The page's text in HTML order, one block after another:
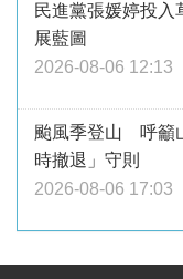
民進黨張媛婷投
展藍圖
2026-08-06 12:13
颱風季登山 呼籲
時撤退」守則
2026-08-06 17:03